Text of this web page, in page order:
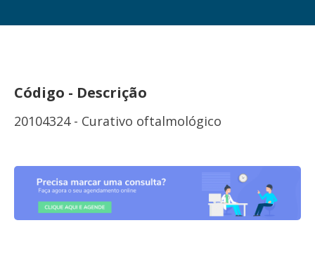
Código - Descrição
20104324 - Curativo oftalmológico